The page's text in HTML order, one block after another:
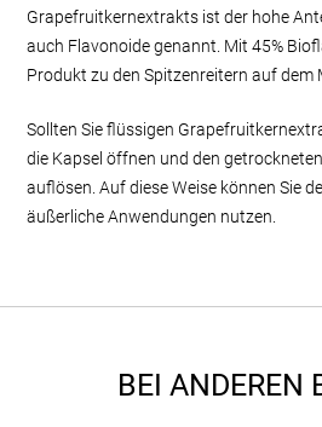
Grapefruitkernextrakts ist der hohe
auch Flavonoide genannt. Mit 45%
Produkt zu den Spitzenreitern auf dem
Sollten Sie flüssigen
die Kapsel öffnen und den
auflösen. Auf diese Weise können Sie
äußerliche Anwendungen nutzen.
BEI ANDEREN